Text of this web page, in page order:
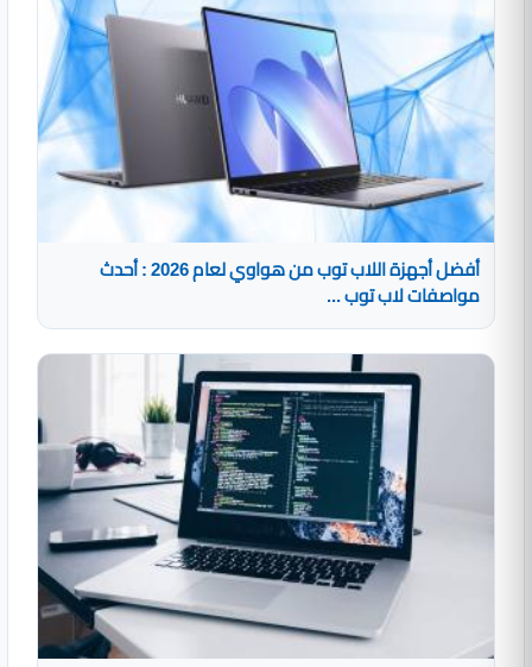
أفضل أجهزة اللاب توب من هواوي لعام 2026 : أحدث
مواصفات لاب توب ...